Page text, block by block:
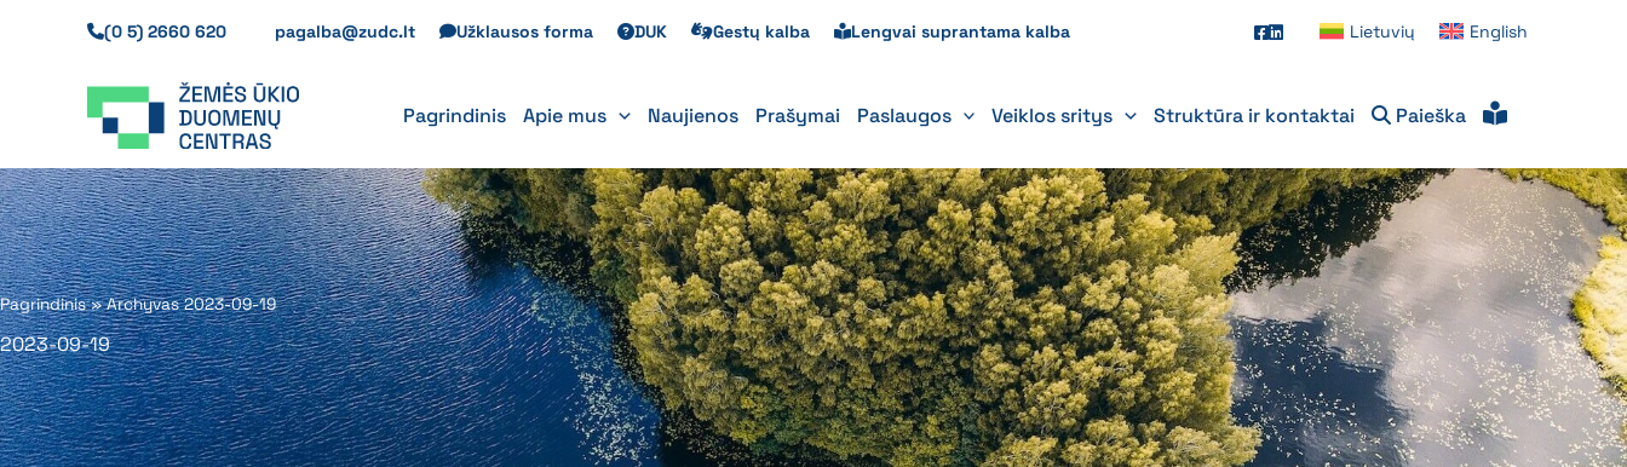
(0 5) 2660 620 pagalba@zudc.lt Užklausos forma DUK Gestų kalba Lengvai suprantama kalba Lietuvių English
Pagrindinis Apie mus Naujienos Prašymai Paslaugos Veiklos sritys Struktūra ir kontaktai Paieška
Pagrindinis»Archyvas 2023-09-19
2023-09-19